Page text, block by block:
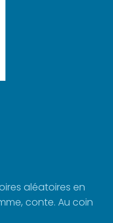
aléatoires en
conte. Au coin